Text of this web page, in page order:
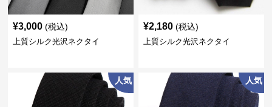
¥3,000 (税込)
上質シルク光沢ネクタイ
¥2,180 (税込)
上質シルク光沢ネクタイ
人気 人気